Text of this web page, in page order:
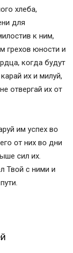
хлеба,
для
к ним,
грехов юности и
когда будут
их и милуй,
отвергай их от
им успех во
от них во дни
сил их.
Твой с ними и